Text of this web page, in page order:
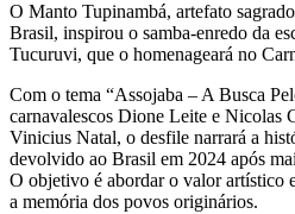
O Manto Tupinambá, artefato
Brasil, inspirou o samba-enredo da
Tucuruvi, que o homenageará no
Com o tema “Assojaba – A Busca
carnavalescos Dione Leite e Nicolas
Vinicius Natal, o desfile narrará a
devolvido ao Brasil em 2024 após
O objetivo é abordar o valor artístico
a memória dos povos originários.